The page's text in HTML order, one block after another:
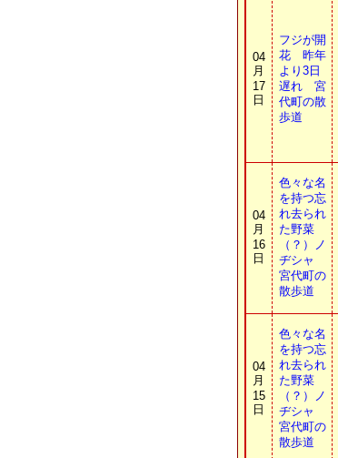
04
月
17
日
フジが開
花 昨年
より3日
遅れ 宮
代町の散
歩道
04
月
16
日
色々な名
を持つ忘
れ去られ
た野菜
（？）ノ
ヂシャ
宮代町の
散歩道
04
月
15
日
色々な名
を持つ忘
れ去られ
た野菜
（？）ノ
ヂシャ
宮代町の
散歩道